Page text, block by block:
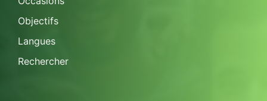
Objectifs
Langues
Rechercher